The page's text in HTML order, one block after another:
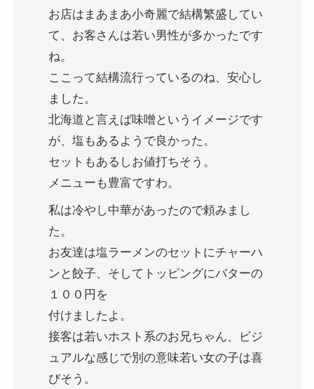
お店はまあまあ小奇麗で結構繁盛してい
て、お客さんは若い男性が多かったです
ね。
ここって結構流行っているのね、安心し
ました。
北海道と言えば味噌というイメージです
が、塩もあるようで良かった。
セットもあるしお値打ちそう。
メニューも豊富ですわ。
私は冷やし中華があったので頼みまし
た。
お友達は塩ラーメンのセットにチャーハ
ンと餃子、そしてトッピングにバターの
１００円を
付けましたよ。
接客は若いホスト系のお兄ちゃん、ビジ
ュアルな感じで別の意味若い女の子は喜
びそう。